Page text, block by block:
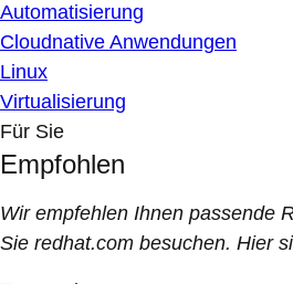
Automatisierung
Cloudnative Anwendungen
Linux
Virtualisierung
Für Sie
Empfohlen
Wir empfehlen Ihnen passende
Sie redhat.com besuchen. Hier